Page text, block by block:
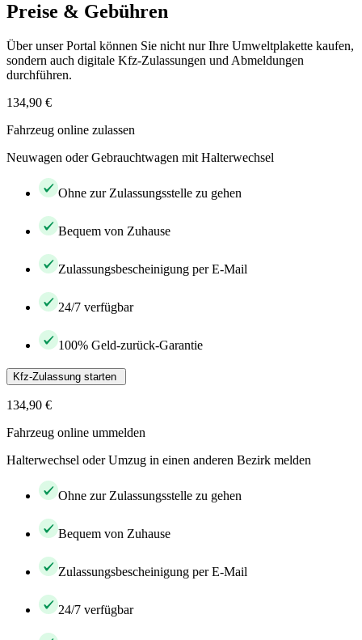
Preise & Gebühren
Über unser Portal können Sie nicht nur Ihre Umweltplakette kaufen,
sondern auch digitale Kfz-Zulassungen und Abmeldungen
durchführen.
134,90 €
Fahrzeug online zulassen
Neuwagen oder Gebrauchtwagen mit Halterwechsel
Ohne zur Zulassungsstelle zu gehen
Bequem von Zuhause
Zulassungsbescheinigung per E-Mail
24/7 verfügbar
100% Geld-zurück-Garantie
Kfz-Zulassung starten
134,90 €
Fahrzeug online ummelden
Halterwechsel oder Umzug in einen anderen Bezirk melden
Ohne zur Zulassungsstelle zu gehen
Bequem von Zuhause
Zulassungsbescheinigung per E-Mail
24/7 verfügbar